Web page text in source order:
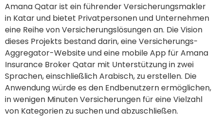
Amana Qatar ist ein führender Versicherungsmakler
in Katar und bietet Privatpersonen und Unternehmen
eine Reihe von Versicherungslösungen an. Die Vision
dieses Projekts bestand darin, eine Versicherungs-
Aggregator-Website und eine mobile App für Amana
Insurance Broker Qatar mit Unterstützung in zwei
Sprachen, einschließlich Arabisch, zu erstellen. Die
Anwendung würde es den Endbenutzern ermöglichen,
in wenigen Minuten Versicherungen für eine Vielzahl
von Kategorien zu suchen und abzuschließen.